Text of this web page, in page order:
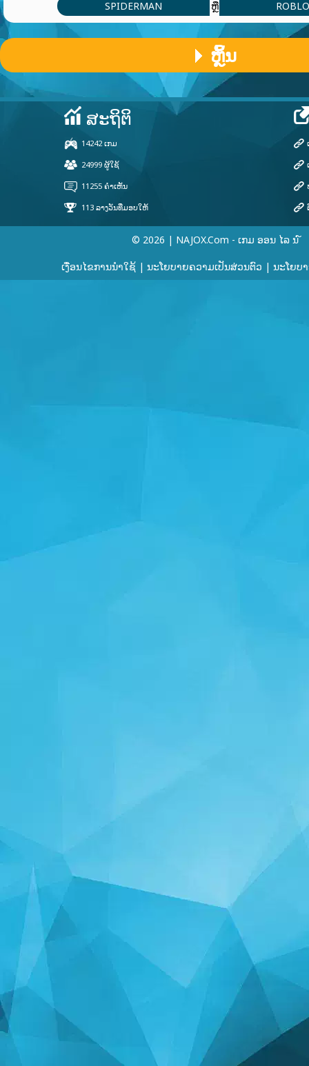
SPIDERMAN ຫຼື
ຫຼິ້ນ
ສະຖິຕິ
24999 ຜູ້ໃຊ້
© 2026 | NAJOX.com - ເກມ ອອນ ໄລ ນ ໌
ເງື່ອນໄຂການນໍາໃຊ້ | ນະໂຍບາຍຄວາມເປັນສ່ວນຕົວ | ນະໂຍບ